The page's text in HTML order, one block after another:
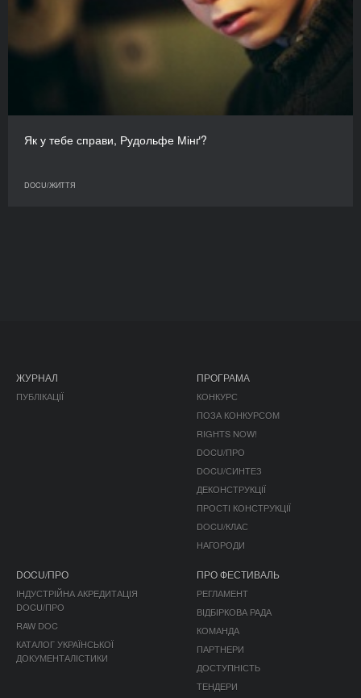
Як у тебе справи, Рудольфе Мінґ?
DOCU/ЖИТТЯ
ЖУРНАЛ
ПУБЛІКАЦІЇ
ПРОГРАМА
КОНКУРС
ПОЗА КОНКУРСОМ
RIGHTS NOW!
DOCU/ПРО
DOCU/СИНТЕЗ
ДЕКОНСТРУКЦІЇ
ПРОСТІ КОНСТРУКЦІЇ
DOCU/КЛАС
НАГОРОДИ
DOCU/ПРО
ІНДУСТРІЙНА АКРЕДИТАЦІЯ
DOCU/ПРО
RAW DOC
КАТАЛОГ УКРАЇНСЬКОЇ
ДОКУМЕНТАЛІСТИКИ
ПРО ФЕСТИВАЛЬ
РЕГЛАМЕНТ
ВІДБІРКОВА РАДА
КОМАНДА
ПАРТНЕРИ
ДОСТУПНІСТЬ
ТЕНДЕРИ